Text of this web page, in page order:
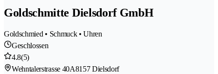
Goldschmitte Dielsdorf GmbH
Goldschmied • Schmuck • Uhren
Geschlossen
4.8(5)
Wehntalerstrasse 40A8157 Dielsdorf